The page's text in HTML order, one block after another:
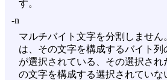
す。
-n
マルチバイト文字を分割しませ
は、その文字を構成するバイト列
が選択されている、その選択され
の文字を構成する選択されていな